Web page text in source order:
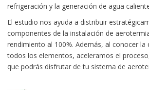
refrigeración y la generación de agua
El estudio nos ayuda a distribuir
componentes de la instalación de
rendimiento al 100%. Además, al conocer la
todos los elementos, aceleramos el
que podrás disfrutar de tu sistema de